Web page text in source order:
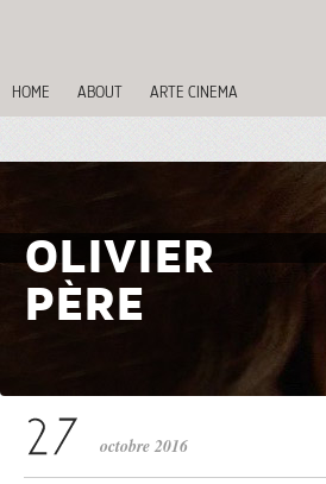
HOME ABOUT ARTE CINEMA
OLIVIER
PÈRE
octobre 2016